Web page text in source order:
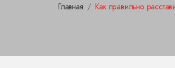
Главная Как правильно